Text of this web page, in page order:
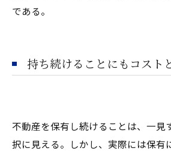
である。
持ち続けることにもコスト
不動産を保有し続けることは、一見
択に見える。しかし、実際には保有